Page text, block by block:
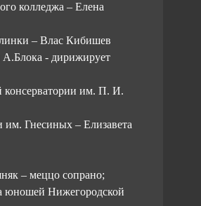
колледжа – Елена
– Влас Кибишев
А.Блока - дирижирует
консерватории им. П. И.
Гнесиных – Елизавета
– меццо сопрано;
юношей Нижегородской